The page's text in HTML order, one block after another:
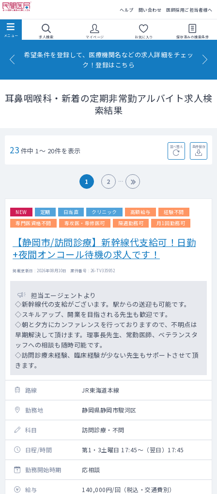
ヘルプ 問い合わせ 医師採用ご担当者様へ
求人検索 マイページ お気に入り 保存済みの検索条件
希望条件を登録して、医療機関名などの求人詳細をチェッ
ク！登録はこちら
耳鼻咽喉科・新着の定期非常勤アルバイト求人検
索結果
23 件中 1～ 20件を表示 並べ替え 条件保存
1 2
NEW 定期 日当直 クリニック 高額給与
経験不問
専門医資格不問
専攻医・専修医可 隔週勤務可 月1回勤務可
【静岡市/訪問診療】新幹線代支給可！日勤
+夜間オンコール待機の求人です！
掲載更新日 : 2026年08月10日 案件番号 : 26-TV335952
担当エージェントより
◇新幹線代の支給がございます。駅からの送迎も可能です。
◇スキルアップ、開業を目指される先生も歓迎です。
◇朝と夕方にカンファレンスを行っておりますので、不明点は
早期解決して頂けます。理事長先生、常勤医師、ベテランスタ
ッフへの相談も随時可能です。
◇訪問診療未経験、臨床経験が少ない先生もサポートさせて頂
きます。
路線 JR東海道本線
勤務地 静岡県静岡市駿河区
科目 訪問診療・不問
日程/時間 第1・3土曜日 17:45～（翌日）17:45
勤務開始時期 応相談
給与 140,000円/回（税込・交通費別）